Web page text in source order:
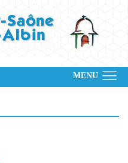
MENU